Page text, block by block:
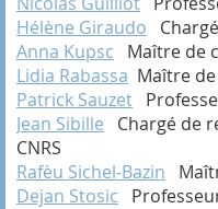
Hélène Giraudo
Anna Kupsc Maître de
Lidia Rabassa Maître
Patrick Sauzet
Jean Sibille Chargé de
CNRS
Rafèu Sichel-Bazin
Dejan Stosic